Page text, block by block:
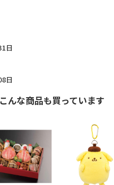
日
日
んな商品も買っています